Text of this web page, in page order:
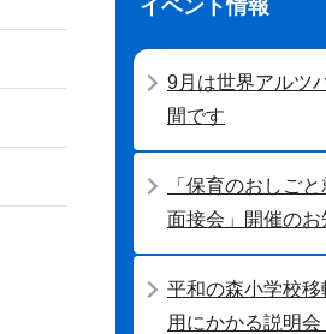
イベント情報
9月は世界アルツ
間です
「保育のおしごと
面接会」開催のお
平和の森小学校
用にかかる説明